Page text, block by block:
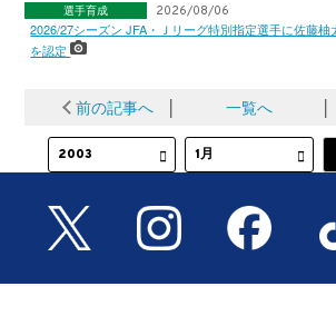
選手育成 2026/08/06
2026/27シーズン JFA・Ｊリーグ特別指定選手に佐藤柚
を認定
前の記事へ │ 一覧へ │